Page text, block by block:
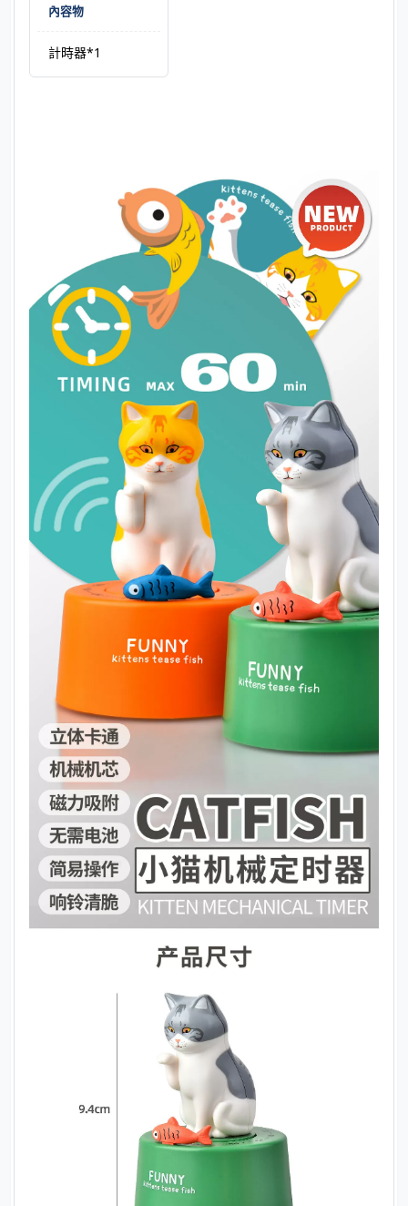
內容物
計時器*1